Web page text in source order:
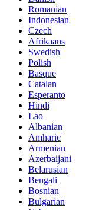
Romanian
Indonesian
Czech
Afrikaans
Swedish
Polish
Basque
Catalan
Esperanto
Hindi
Lao
Albanian
Amharic
Armenian
Azerbaijani
Belarusian
Bengali
Bosnian
Bulgarian